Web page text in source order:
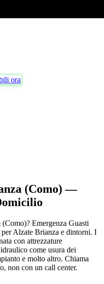
ora
(Como) —
Emergenza Guasti
per Alzate Brianza e dintorni. I
con attrezzature
come usura dei
e molto altro. Chiama
non con un call center.